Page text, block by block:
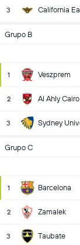
3 California
Grupo B
1 Veszprem
2 Al Ahly Cairo
3 Sydney
Grupo C
1 Barcelona
2 Zamalek
3 Taubate